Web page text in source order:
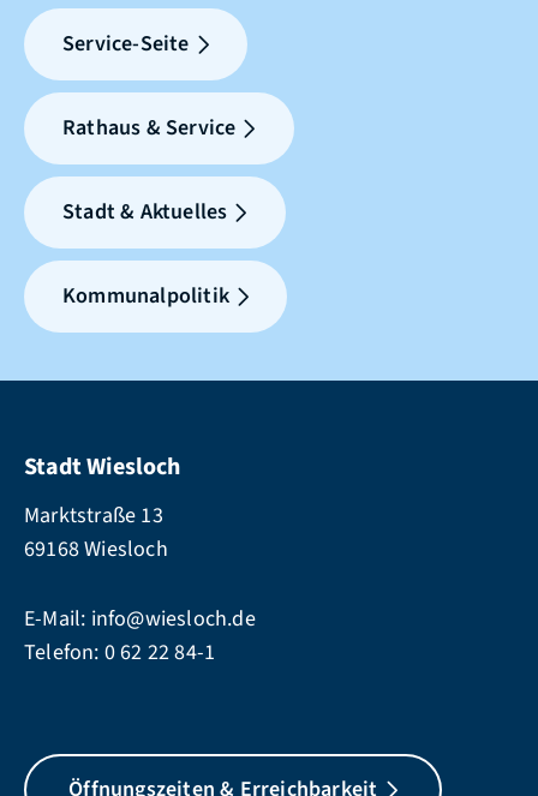
Service-Seite
Rathaus & Service
Stadt & Aktuelles
Kommunalpolitik
Stadt Wiesloch
Marktstraße 13
69168 Wiesloch
E-Mail: info@wiesloch.de
Telefon: 0 62 22 84-1
Öffnungszeiten & Erreichbarkeit